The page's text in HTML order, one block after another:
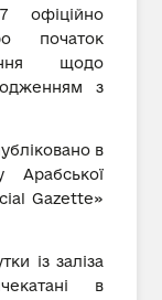
офіційно
початок
щодо
з
в
Арабської
Gazette»
із заліза
в